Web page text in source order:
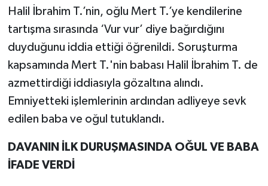
Halil İbrahim T.’nin, oğlu Mert T.’ye kendilerine
tartışma sırasında ‘Vur vur’ diye bağırdığını
duyduğunu iddia ettiği öğrenildi. Soruşturma
kapsamında Mert T.'nin babası Halil İbrahim T. de
azmettirdiği iddiasıyla gözaltına alındı.
Emniyetteki işlemlerinin ardından adliyeye sevk
edilen baba ve oğul tutuklandı.
DAVANIN İLK DURUŞMASINDA OĞUL VE BABA
İFADE VERDİ